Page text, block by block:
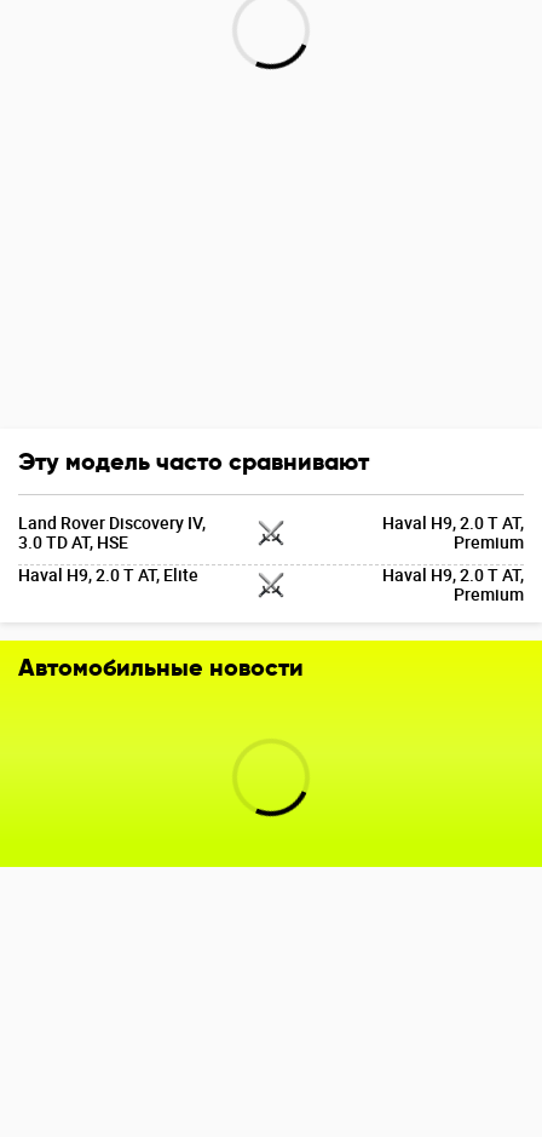
Эту модель часто сравнивают
Land Rover Discovery IV,
3.0 TD AT, HSE
Haval H9, 2.0 T AT,
Premium
Haval H9, 2.0 T AT, Elite
Haval H9, 2.0 T AT,
Premium
Автомобильные новости